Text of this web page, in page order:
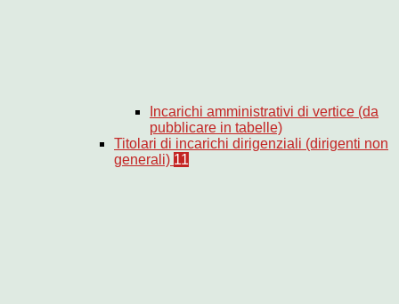
Incarichi amministrativi di vertice (da
pubblicare in tabelle)
Titolari di incarichi dirigenziali (dirigenti non
generali) 11